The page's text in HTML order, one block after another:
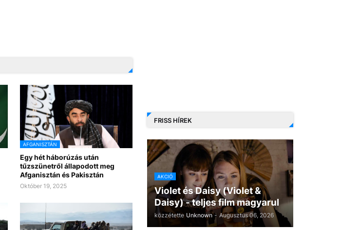
AFGANISZTÁN
Egy hét háborúzás után
tűzszünetről állapodott meg
Afganisztán és Pakisztán
Október 19, 2025
FRISS HÍREK
AKCIÓ
Violet és Daisy (Violet &
Daisy) - teljes film magyarul
közzétette Unknown - Augusztus 06, 2026